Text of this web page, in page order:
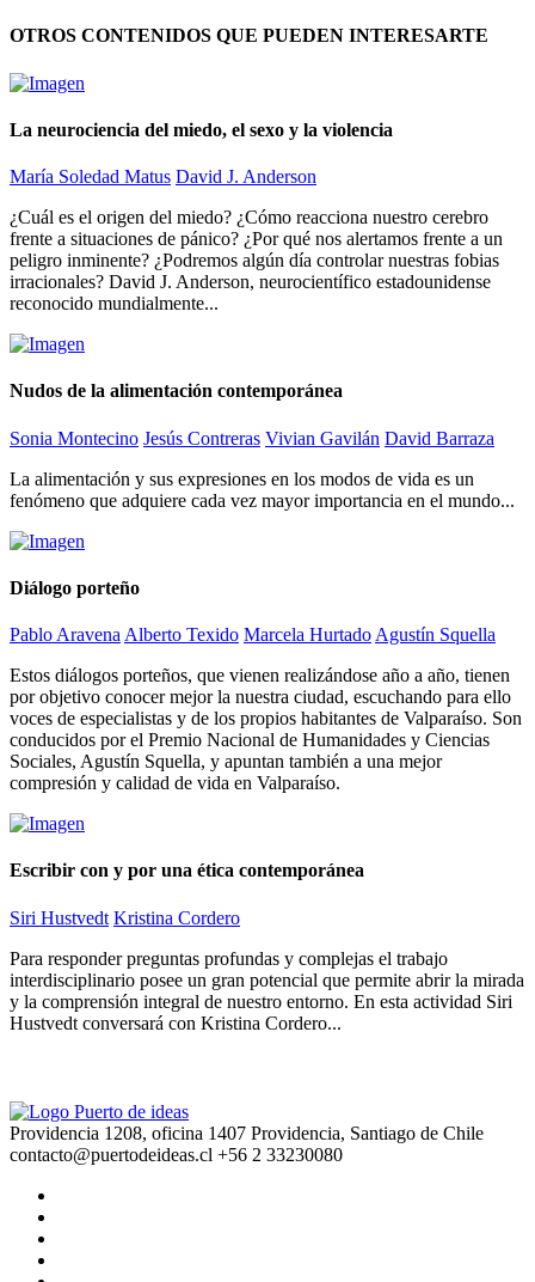
OTROS CONTENIDOS QUE PUEDEN INTERESARTE
La neurociencia del miedo, el sexo y la violencia
María Soledad Matus David J. Anderson
¿Cuál es el origen del miedo? ¿Cómo reacciona nuestro cerebro
frente a situaciones de pánico? ¿Por qué nos alertamos frente a un
peligro inminente? ¿Podremos algún día controlar nuestras fobias
irracionales? David J. Anderson, neurocientífico estadounidense
reconocido mundialmente...
Nudos de la alimentación contemporánea
Sonia Montecino Jesús Contreras Vivian Gavilán David Barraza
La alimentación y sus expresiones en los modos de vida es un
fenómeno que adquiere cada vez mayor importancia en el mundo...
Diálogo porteño
Pablo Aravena Alberto Texido Marcela Hurtado Agustín Squella
Estos diálogos porteños, que vienen realizándose año a año, tienen
por objetivo conocer mejor la nuestra ciudad, escuchando para ello
voces de especialistas y de los propios habitantes de Valparaíso. Son
conducidos por el Premio Nacional de Humanidades y Ciencias
Sociales, Agustín Squella, y apuntan también a una mejor
compresión y calidad de vida en Valparaíso.
Escribir con y por una ética contemporánea
Siri Hustvedt Kristina Cordero
Para responder preguntas profundas y complejas el trabajo
interdisciplinario posee un gran potencial que permite abrir la mirada
y la comprensión integral de nuestro entorno. En esta actividad Siri
Hustvedt conversará con Kristina Cordero...
Providencia 1208, oficina 1407 Providencia, Santiago de Chile
contacto@puertodeideas.cl +56 2 33230080